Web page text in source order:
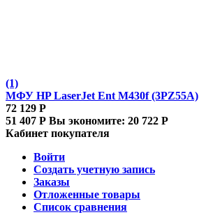
(1)
МФУ HP LaserJet Ent M430f (3PZ55A)
72 129 Р
51 407 Р Вы экономите: 20 722 Р
Кабинет покупателя
Войти
Создать учетную запись
Заказы
Отложенные товары
Список сравнения